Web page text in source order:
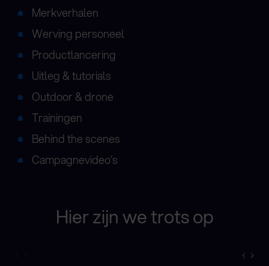
Merkverhalen
Werving personeel
Productlancering
Uitleg & tutorials
Outdoor & drone
Trainingen
Behind the scenes
Campagnevideo’s
Hier zijn we trots op